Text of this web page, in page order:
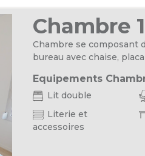
Chambre 1
Chambre se composant
bureau avec chaise,
Equipements
Lit double
Literie et
accessoires